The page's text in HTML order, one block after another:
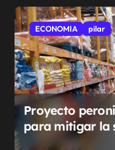
ECONOMIA pilar
Proyecto
para mitigar la
municipales